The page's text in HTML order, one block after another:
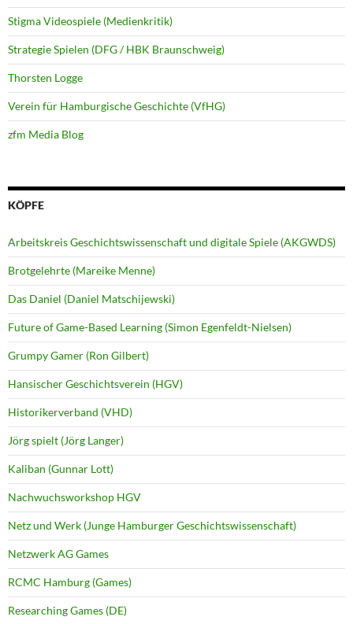
Stigma Videospiele (Medienkritik)
Strategie Spielen (DFG / HBK Braunschweig)
Thorsten Logge
Verein für Hamburgische Geschichte (VfHG)
zfm Media Blog
KÖPFE
Arbeitskreis Geschichtswissenschaft und digitale Spiele (AKGWDS)
Brotgelehrte (Mareike Menne)
Das Daniel (Daniel Matschijewski)
Future of Game-Based Learning (Simon Egenfeldt-Nielsen)
Grumpy Gamer (Ron Gilbert)
Hansischer Geschichtsverein (HGV)
Historikerverband (VHD)
Jörg spielt (Jörg Langer)
Kaliban (Gunnar Lott)
Nachwuchsworkshop HGV
Netz und Werk (Junge Hamburger Geschichtswissenschaft)
Netzwerk AG Games
RCMC Hamburg (Games)
Researching Games (DE)